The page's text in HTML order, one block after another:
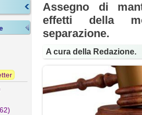
Assegno di
effetti della
separazione.
A cura della Redazione.